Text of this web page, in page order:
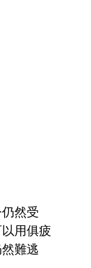
然受
用俱疲
難逃